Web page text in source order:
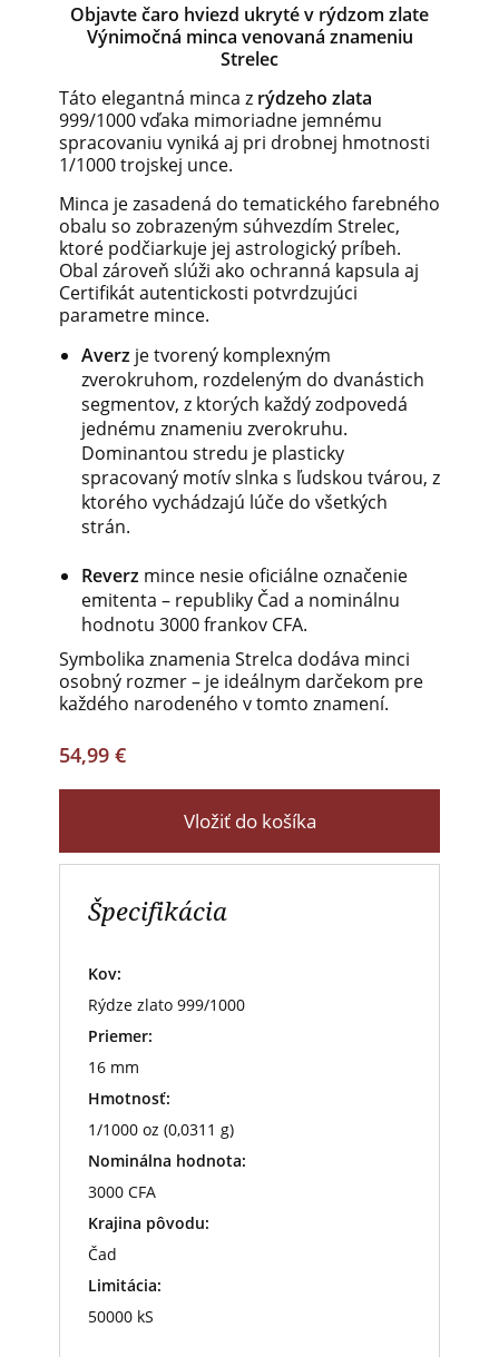
Objavte čaro hviezd ukryté v rýdzom zlate
Výnimočná minca venovaná znameniu
Strelec
Táto elegantná minca z rýdzeho zlata
999/1000 vďaka mimoriadne jemnému
spracovaniu vyniká aj pri drobnej hmotnosti
1/1000 trojskej unce.
Minca je zasadená do tematického farebného
obalu so zobrazeným súhvezdím Strelec,
ktoré podčiarkuje jej astrologický príbeh.
Obal zároveň slúži ako ochranná kapsula aj
Certifikát autentickosti potvrdzujúci
parametre mince.
Averz je tvorený komplexným
zverokruhom, rozdeleným do dvanástich
segmentov, z ktorých každý zodpovedá
jednému znameniu zverokruhu.
Dominantou stredu je plasticky
spracovaný motív slnka s ľudskou tvárou, z
ktorého vychádzajú lúče do všetkých
strán.
Reverz mince nesie oficiálne označenie
emitenta – republiky Čad a nominálnu
hodnotu 3000 frankov CFA.
Symbolika znamenia Strelca dodáva minci
osobný rozmer – je ideálnym darčekom pre
každého narodeného v tomto znamení.
54,99 €
Vložiť do košíka
Špecifikácia
Kov:
Rýdze zlato 999/1000
Priemer:
16 mm
Hmotnosť:
1/1000 oz (0,0311 g)
Nominálna hodnota:
3000 CFA
Krajina pôvodu:
Čad
Limitácia:
50000 kS